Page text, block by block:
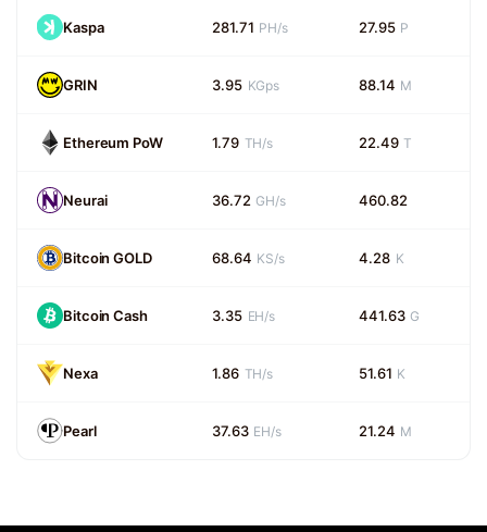
Kaspa 281.71 PH/s 27.95 P
GRIN 3.95 KGps 88.14 M
Ethereum PoW 1.79 TH/s 22.49 T
Neurai 36.72 GH/s 460.82
Bitcoin GOLD 68.64 KS/s 4.28 K
Bitcoin Cash 3.35 EH/s 441.63 G
Nexa 1.86 TH/s 51.61 K
Pearl 37.63 EH/s 21.24 M